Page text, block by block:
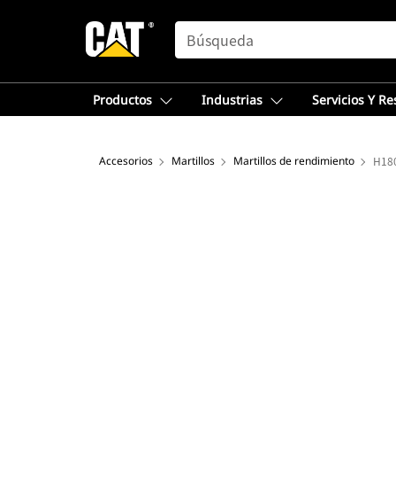
SEARCH
Productos Industrias Servicios Y
Accesorios Martillos Martillos de rendimiento